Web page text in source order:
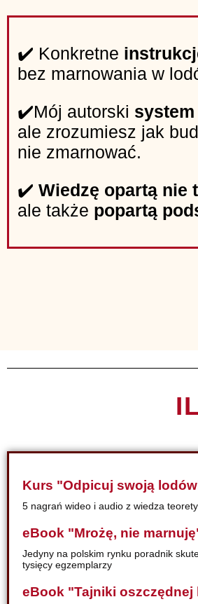
✔️ Konkretne
bez marnowania w
✔️Mój autorski
ale zrozumiesz jak
nie zmarnować.
✔️ Wiedzę opartą nie
ale także popartą
Kurs "Odpicuj swoją
5 nagrań wideo i audio z wiedza
eBook "Mrożę, nie
Jedyny na polskim rynku poradnik
tysięcy egzemplarzy
eBook "Tajniki